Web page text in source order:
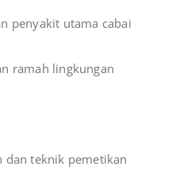
penyakit utama cabai
ramah lingkungan
dan teknik pemetikan